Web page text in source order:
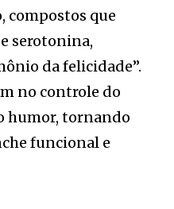
compostos que
serotonina,
da felicidade”.
no controle do
humor, tornando
funcional e